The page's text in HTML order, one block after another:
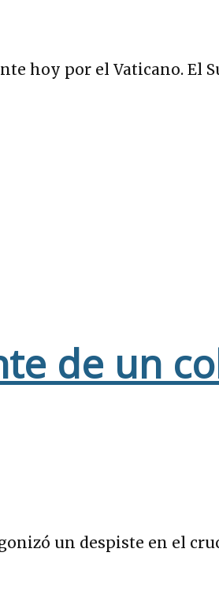
hoy por el Vaticano. El
de un
un despiste en el